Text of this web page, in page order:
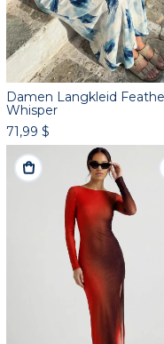
Damen Langkleid
Whisper
71,99 $